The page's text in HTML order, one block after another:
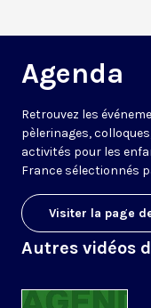
Agenda
Retrouvez les
pèlerinages,
activités pour les
France sélectionnés
Visiter la page
Autres vidéos